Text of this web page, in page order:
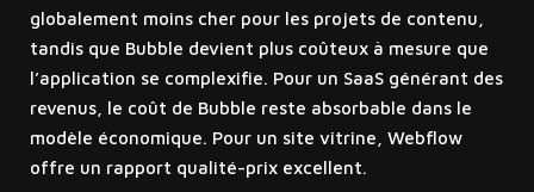
globalement moins cher pour les projets de contenu,
tandis que Bubble devient plus coûteux à mesure que
l’application se complexifie. Pour un SaaS générant des
revenus, le coût de Bubble reste absorbable dans le
modèle économique. Pour un site vitrine, Webflow
offre un rapport qualité-prix excellent.